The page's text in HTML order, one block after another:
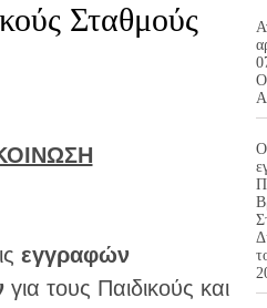
Σταθμούς
εγγραφών
για τους Παιδικούς και